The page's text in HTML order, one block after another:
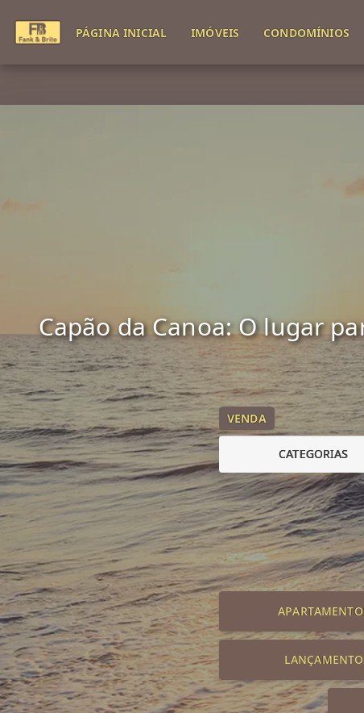
PÁGINA INICIAL IMÓVEIS CONDOMÍNIOS
Capão da Canoa: O lugar
VENDA
CATEGORIAS
LANÇAMENTO